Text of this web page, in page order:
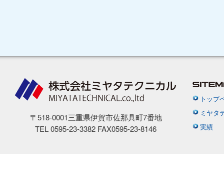
〒518-0001三重県伊賀市佐那具町7番地
TEL 0595-23-3382 FAX0595-23-8146
トップ
ミヤタ
実績